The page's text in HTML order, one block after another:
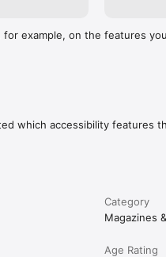
for example, on the features
which accessibility features
Category
Magazines
Age Rating